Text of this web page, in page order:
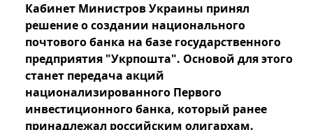
Кабинет Министров Украины принял
решение о создании национального
почтового банка на базе государственного
предприятия "Укрпошта". Основой для этого
станет передача акций
национализированного Первого
инвестиционного банка, который ранее
принадлежал российским олигархам.